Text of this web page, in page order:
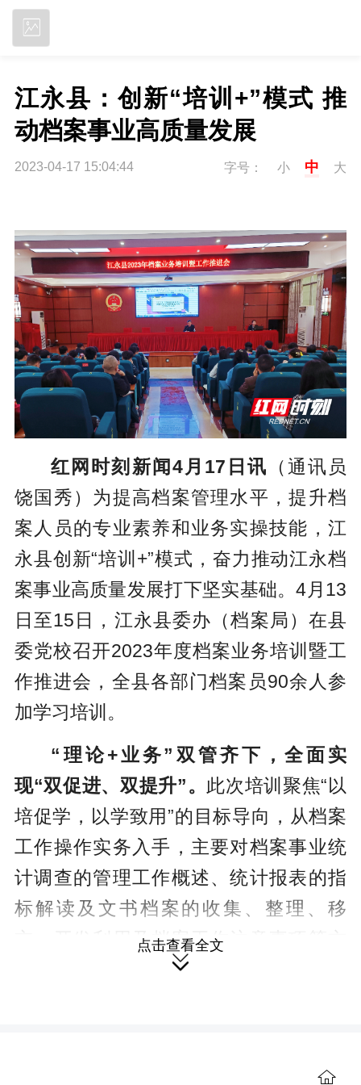
江永县：创新“培训+”模式 推
动档案事业高质量发展
2023-04-17 15:04:44 字号： 小 中 大
红网时刻新闻4月17日讯 （通讯员
饶国秀）为提高档案管理水平，提升档
案人员的专业素养和业务实操技能，江
永县创新“培训+”模式，奋力推动江永档
案事业高质量发展打下坚实基础。4月13
日至15日，江永县委办（档案局）在县
委党校召开2023年度档案业务培训暨工
作推进会，全县各部门档案员90余人参
加学习培训。
“理论+业务”双管齐下，全面实
现“双促进、双提升”。 此次培训聚焦“以
培促学，以学致用”的目标导向，从档案
工作操作实务入手，主要对档案事业统
计调查的管理工作概述、统计报表的指
标解读及文书档案的收集、整理、移
交、开发利用及档案工作注意事项等方
面进行了逐一详细解读。培训内容紧贴
点击查看全文
